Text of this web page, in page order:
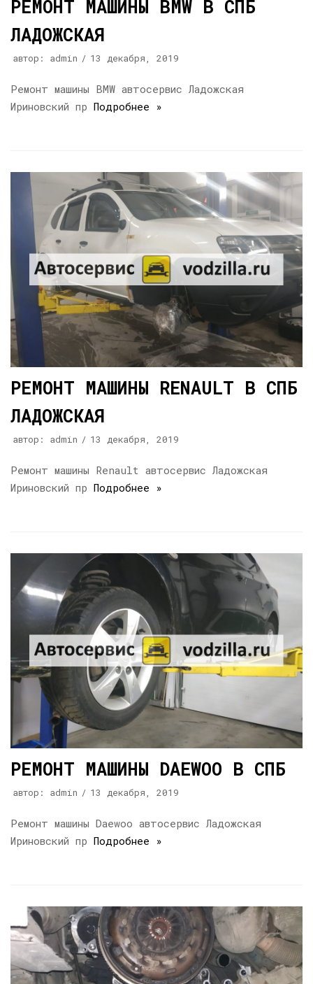
РЕМОНТ МАШИНЫ BMW В СПБ
ЛАДОЖСКАЯ
автор: admin 13 декабря, 2019
Ремонт машины BMW автосервис Ладожская
Ириновский пр Подробнее »
РЕМОНТ МАШИНЫ RENAULT В СПБ
ЛАДОЖСКАЯ
автор: admin 13 декабря, 2019
Ремонт машины Renault автосервис Ладожская
Ириновский пр Подробнее »
РЕМОНТ МАШИНЫ DAEWOO В СПБ
автор: admin 13 декабря, 2019
Ремонт машины Daewoo автосервис Ладожская
Ириновский пр Подробнее »